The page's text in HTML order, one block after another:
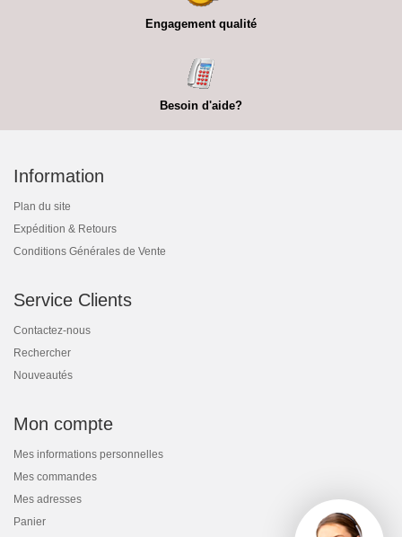
Engagement qualité
Besoin d'aide?
Information
Plan du site
Expédition & Retours
Conditions Générales de Vente
Service Clients
Contactez-nous
Rechercher
Nouveautés
Mon compte
Mes informations personnelles
Mes commandes
Mes adresses
Panier